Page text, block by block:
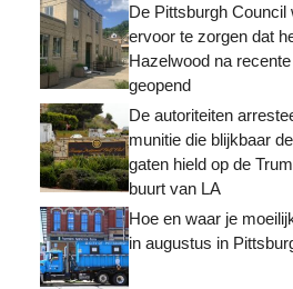
De Pittsburgh Council
ervoor te zorgen dat
Hazelwood na
geopend
De autoriteiten
munitie die blijkbaar
gaten hield op de
buurt van LA
Hoe en waar je
in augustus in